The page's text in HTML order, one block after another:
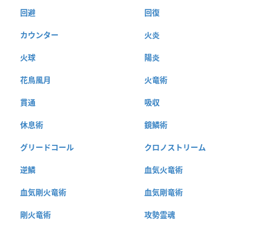
回避 回復
カウンター 火炎
火球 陽炎
花鳥風月 火竜術
貫通 吸収
休息術 鏡鱗術
グリードコール クロノストリーム
逆鱗 血気火竜術
血気剛火竜術 血気剛竜術
剛火竜術 攻勢霊魂